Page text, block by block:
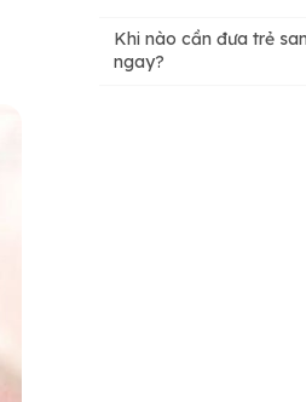
Cách cho bú
Theo dõi sức khỏe
Khi nào cần đưa trẻ
ngay?